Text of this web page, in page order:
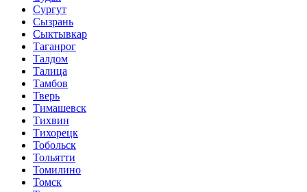
Сургут
Сызрань
Сыктывкар
Таганрог
Талдом
Талица
Тамбов
Тверь
Тимашевск
Тихвин
Тихорецк
Тобольск
Тольятти
Томилино
Томск